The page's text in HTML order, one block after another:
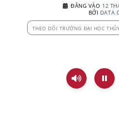
ĐĂNG VÀO 12
BỞI DATA
THEO DÕI TRƯỜNG ĐẠI HỌC